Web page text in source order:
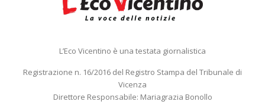
L’Eco Vicentino è una testata giornalistica
Registrazione n. 16/2016 del Registro Stampa del Tribunale di
Vicenza
Direttore Responsabile: Mariagrazia Bonollo